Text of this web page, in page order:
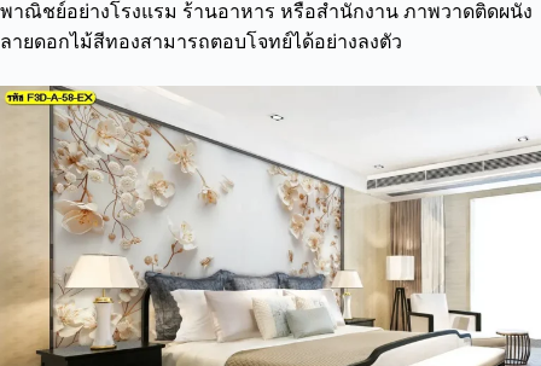
พาณิชย์อย่างโรงแรม ร้านอาหาร หรือสำนักงาน ภาพวาดติดผนัง
ลายดอกไม้สีทองสามารถตอบโจทย์ได้อย่างลงตัว